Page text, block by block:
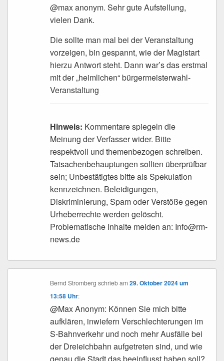
@max anonym. Sehr gute Aufstellung,
vielen Dank.
Die sollte man mal bei der Veranstaltung
vorzeigen, bin gespannt, wie der Magistart
hierzu Antwort steht. Dann war’s das erstmal
mit der „heimlichen“ bürgermeisterwahl-
Veranstaltung
Hinweis: Kommentare spiegeln die
Meinung der Verfasser wider. Bitte
respektvoll und themenbezogen schreiben.
Tatsachenbehauptungen sollten überprüfbar
sein; Unbestätigtes bitte als Spekulation
kennzeichnen. Beleidigungen,
Diskriminierung, Spam oder Verstöße gegen
Urheberrechte werden gelöscht.
Problematische Inhalte melden an: Info@rm-
news.de
Bernd Stromberg schriebam29. Oktober 2024 um
13:58 Uhr:
@Max Anonym: Können Sie mich bitte
aufklären, inwiefern Verschlechterungen im
S-Bahnverkehr und noch mehr Ausfälle bei
der Dreieichbahn aufgetreten sind, und wie